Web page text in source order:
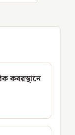
কবরস্থানে